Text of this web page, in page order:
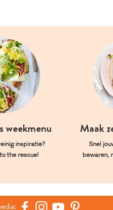
weekmenu
inspiratie?
the rescue!
Maak
Snel
bewaren,